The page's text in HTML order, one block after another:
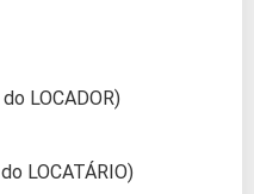
LOCADOR)
LOCATÁRIO)